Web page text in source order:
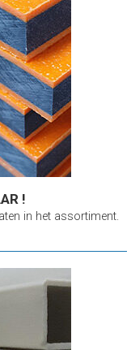
!
in het assortiment.